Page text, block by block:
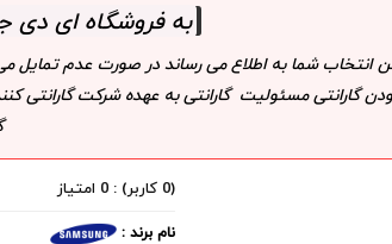
به فروشگاه ای
انتخاب شما به اطلاع می رساند در صورت عدم تمایل
گارانتی مسئولیت گارانتی به عهده شرکت
(0 کاربر) : 0 امتیاز
نام برند :